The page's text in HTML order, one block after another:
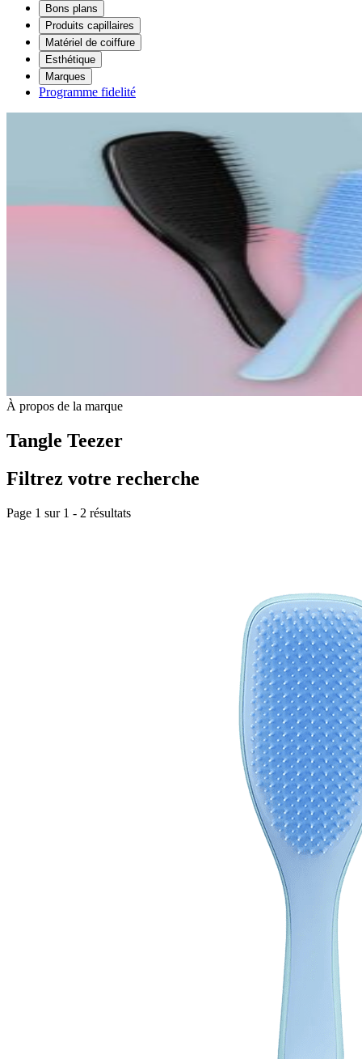
Bons plans
Produits capillaires
Matériel de coiffure
Esthétique
Marques
Programme fidelité
À propos de la marque
Tangle Teezer
Filtrez votre recherche
Page 1 sur 1 - 2 résultats